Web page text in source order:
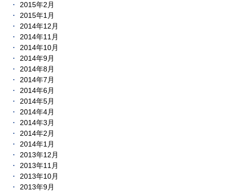
2015年2月
2015年1月
2014年12月
2014年11月
2014年10月
2014年9月
2014年8月
2014年7月
2014年6月
2014年5月
2014年4月
2014年3月
2014年2月
2014年1月
2013年12月
2013年11月
2013年10月
2013年9月